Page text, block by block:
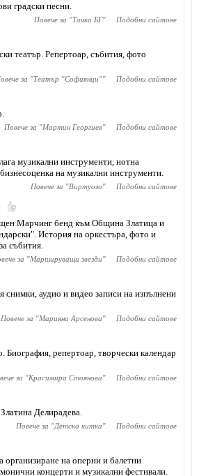
градски песни.
Повече за "Точка БГ" Подобни сайтове
театър. Репертоар, събития, фото
за "Театър "Софиянци"" Подобни сайтове
Повече за "Мартин Георгиев" Подобни сайтове
музикални инструменти, нотна
на музикални инструменти.
Повече за "Виртуозо" Подобни сайтове
Марчинг бенд към Община Златица и
История на оркестъра, фото и
събития.
за "Маршируващи звезди" Подобни сайтове
снимки, аудио и видео записи на изпълнени
Повече за "Марияна Арсенова" Подобни сайтове
Биография, репертоар, творчески календар
за "Красимира Стоянова" Подобни сайтове
Делирадева.
Повече за "Детска китка" Подобни сайтове
организиране на оперни и балетни
концерти и музикални фестивали.